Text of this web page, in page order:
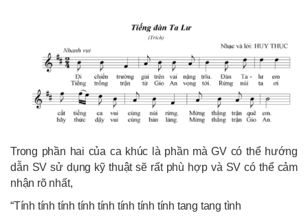
Trong phần hai của ca khúc là phần mà GV có thể hướng
dẫn SV sử dụng kỹ thuật sẽ rất phù hợp và SV có thể cảm
nhận rõ nhất,
“Tính tính tính tính tính tính tính tính tang tang tình